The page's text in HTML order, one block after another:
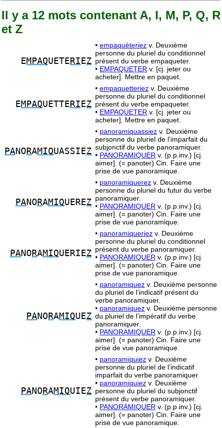
Il y a 12 mots contenant A, I, M, P, Q, R
et Z
EMPAQUETE RI EZ
• empaquèteriez v. Deuxième
personne du pluriel du conditionnel
présent du verbe empaqueter.
• EMPAQUETER v. [cj. jeter ou
acheter]. Mettre en paquet.
EMPAQUETTE RI EZ
• empaquetteriez v. Deuxième
personne du pluriel du conditionnel
présent du verbe empaqueter.
• EMPAQUETER v. [cj. jeter ou
acheter]. Mettre en paquet.
PANO RAMIQUASSIEZ
• panoramiquassiez v. Deuxième
personne du pluriel de l’imparfait du
subjonctif du verbe panoramiquer.
• PANORAMIQUER v. (p.p.inv.) [cj.
aimer]. (= panoter) Cin. Faire une
prise de vue panoramique.
PANO RAMIQUEREZ
• panoramiquerez v. Deuxième
personne du pluriel du futur du verbe
panoramiquer.
• PANORAMIQUER v. (p.p.inv.) [cj.
aimer]. (= panoter) Cin. Faire une
prise de vue panoramique.
PANO RAMIQUERIEZ
• panoramiqueriez v. Deuxième
personne du pluriel du conditionnel
présent du verbe panoramiquer.
• PANORAMIQUER v. (p.p.inv.) [cj.
aimer]. (= panoter) Cin. Faire une
prise de vue panoramique.
PANO RAMIQUEZ
• panoramiquez v. Deuxième personne
du pluriel de l’indicatif présent du
verbe panoramiquer.
• panoramiquez v. Deuxième personne
du pluriel de l’impératif du verbe
panoramiquer.
• PANORAMIQUER v. (p.p.inv.) [cj.
aimer]. (= panoter) Cin. Faire une
prise de vue panoramique.
PANO RAMIQUIEZ
• panoramiquiez v. Deuxième
personne du pluriel de l’indicatif
imparfait du verbe panoramiquer.
• panoramiquiez v. Deuxième
personne du pluriel du subjonctif
présent du verbe panoramiquer.
• PANORAMIQUER v. (p.p.inv.) [cj.
aimer]. (= panoter) Cin. Faire une
prise de vue panoramique.